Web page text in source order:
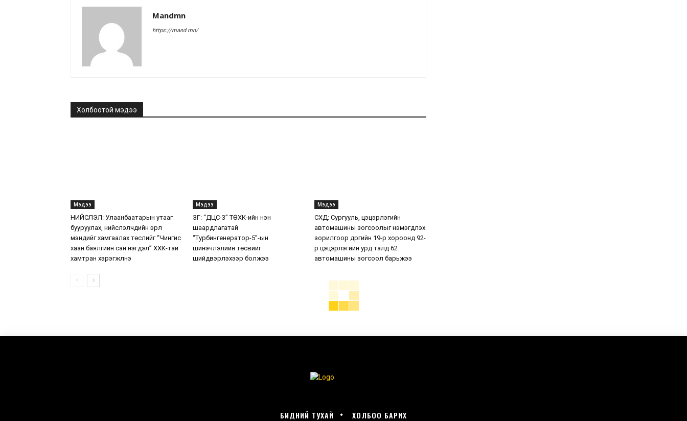
Mandmn
https://mand.mn/
Холбоотой мэдээ
Мэдээ
НИЙСЛЭЛ: Улаанбаатарын утааг
бууруулах, нийслэлчүүдийн эрүүл
мэндийг хамгаалах төслийг “Чингис
хаан баялгийн сан нэгдэл” ХХК-тай
хамтран хэрэгжүүлнэ
Мэдээ
ЗГ: “ДЦС-3” ТӨХК-ийн нэн
шаардлагатай
“Турбингенератор-5”-ын
шинэчлэлийн төсвийг
шийдвэрлэхээр болжээ
Мэдээ
СХД: Сургууль, цэцэрлэгийн
автомашины зогсоолыг нэмэгдүүлэх
зорилгоор дүүргийн 19-р хороонд 92-
р цэцэрлэгийн урд талд 62
автомашины зогсоол барьжээ
БИДНИЙ ТУХАЙ ХОЛБОО БАРИХ